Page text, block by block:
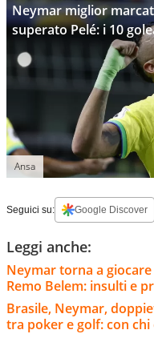
Neymar miglior
superato Pelé: i 10
Ansa
Seguici su: Google Discover
Leggi anche:
Neymar torna a
Remo Belem: insulti e
Brasile, Neymar,
tra poker e golf: con chi